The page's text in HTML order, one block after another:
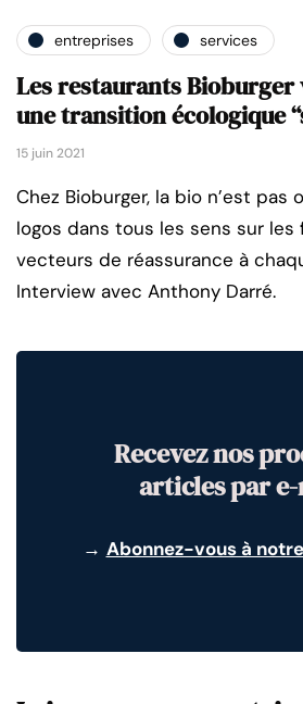
entreprises services
Les restaurants
une transition écologique
15 juin 2021
Chez Bioburger, la bio n’est pas
logos dans tous les sens sur les
vecteurs de réassurance à
Interview avec Anthony Darré.
Recevez nos
articles par
→ Abonnez-vous à